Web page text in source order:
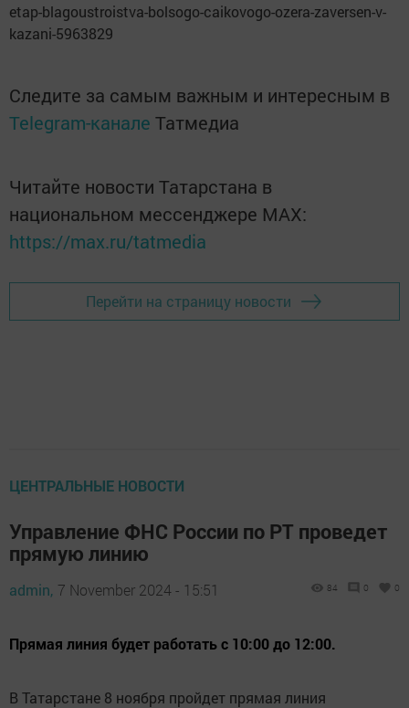
etap-blagoustroistva-bolsogo-caikovogo-ozera-zaversen-v-
kazani-5963829
Следите за самым важным и интересным в
Telegram-канале Татмедиа
Читайте новости Татарстана в
национальном мессенджере MАХ:
https://max.ru/tatmedia
Перейти на страницу новости
ЦЕНТРАЛЬНЫЕ НОВОСТИ
Управление ФНС России по РТ проведет
прямую линию
admin, 7 November 2024 - 15:51 84 0 0
Прямая линия будет работать с 10:00 до 12:00.
В Татарстане 8 ноября пройдет прямая линия